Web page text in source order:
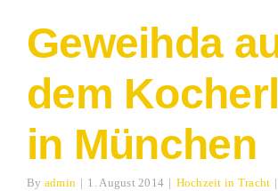
Geweihda
dem
in München
By admin | 1. August 2014 | Hochzeit in Tracht |